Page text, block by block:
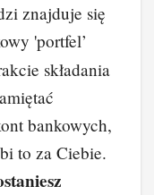
znajduje się
'portfel’
składania
bankowych,
to za Ciebie.